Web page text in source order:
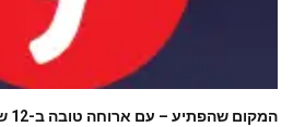
המקום שהפתיע – עם ארוחה טובה ב-12 שקל